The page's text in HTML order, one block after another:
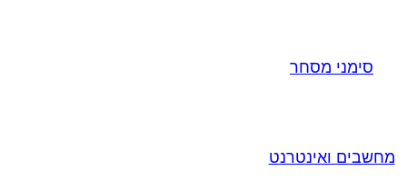
סימני מסחר
מחשבים ואינטרנט